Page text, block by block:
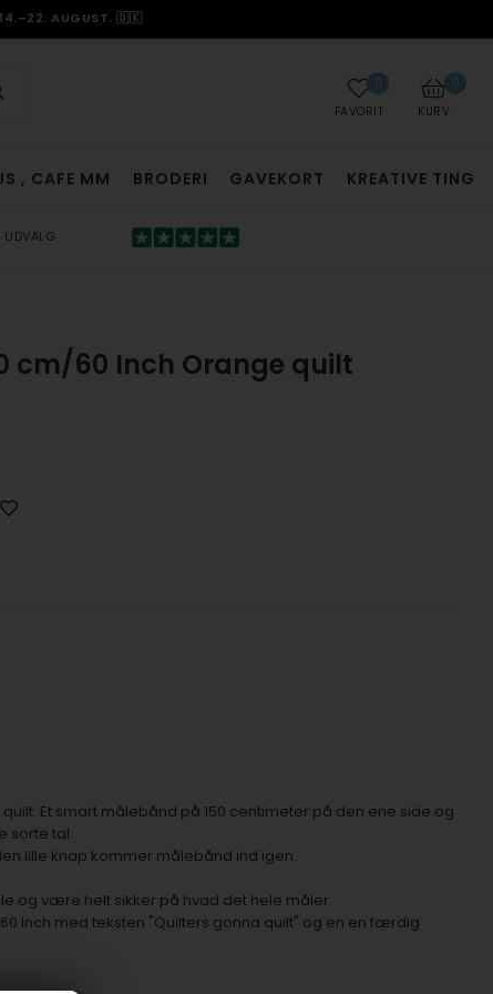
14.–22. AUGUST. 🇩🇰
0
KURV
0
FAVORIT
, CAFE MM BRODERI GAVEKORT KREATIVE TING
UDVALG
cm/60 Inch Orange quilt
Et smart målebånd på 150 centimeter på den ene side og
sorte tal.
lille knap kommer målebånd ind igen.
og være helt sikker på hvad det hele måler.
Inch med teksten "Quilters gonna quilt" og en en færdig